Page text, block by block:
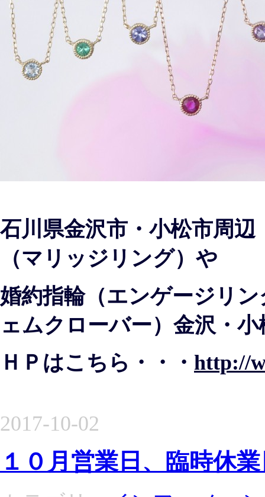
石川県金沢市・小松市周
（マリッジリング）や
婚約指輪（エンゲージリ
ェムクローバー）金沢・小
ＨＰはこちら・・・ http://
2017-10-02
１０月営業日、臨時休